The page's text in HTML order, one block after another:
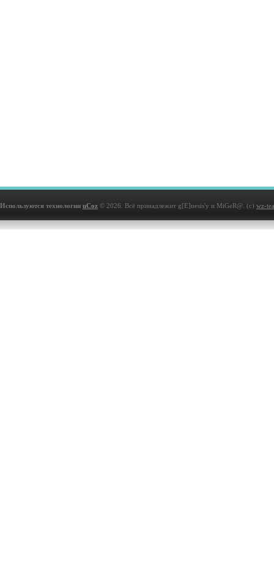
Используются технологии uCoz © 2026. Всё принадлежит g[E]nesis'у и MiGeR@. (с) wz-